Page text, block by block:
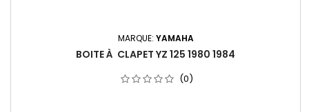
MARQUE: YAMAHA
BOITE À CLAPET YZ 125 1980 1984
(0)